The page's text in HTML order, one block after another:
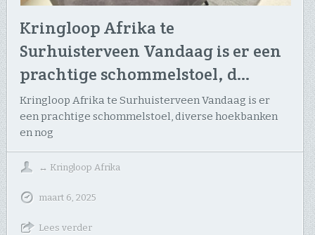
Kringloop Afrika te
Surhuisterveen Vandaag is er een
prachtige schommelstoel, d…
Kringloop Afrika te Surhuisterveen Vandaag is er
een prachtige schommelstoel, diverse hoekbanken
en nog
↔ Kringloop Afrika
maart 6, 2025
Lees verder